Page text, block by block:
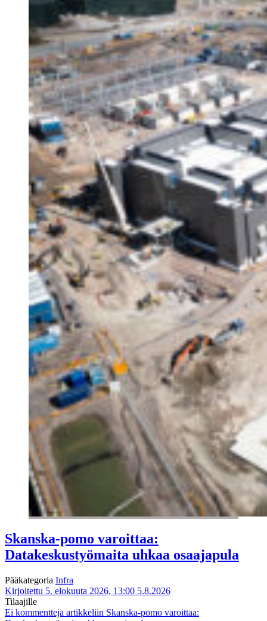
Skanska-pomo varoittaa:
Datakeskustyömaita uhkaa osaajapula
Pääkategoria Infra
Kirjoitettu 5. elokuuta 2026, 13:00 5.8.2026
Tilaajille
Ei kommentteja artikkeliin Skanska-pomo varoittaa: